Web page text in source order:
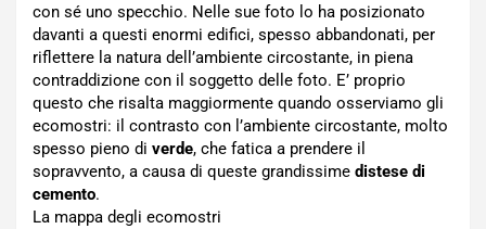
con sé uno specchio. Nelle sue foto lo ha posizionato
davanti a questi enormi edifici, spesso abbandonati, per
riflettere la natura dell’ambiente circostante, in piena
contraddizione con il soggetto delle foto. E’ proprio
questo che risalta maggiormente quando osserviamo gli
ecomostri: il contrasto con l’ambiente circostante, molto
spesso pieno di verde, che fatica a prendere il
sopravvento, a causa di queste grandissime distese di
cemento.
La mappa degli ecomostri